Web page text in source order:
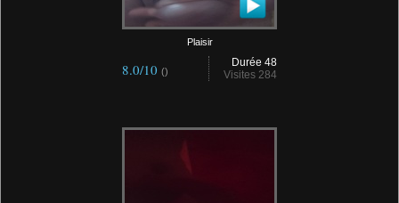
Plaisir
Durée 48
Visites 284
8.0/10 ()